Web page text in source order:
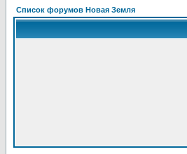
Список форумов Новая Земля